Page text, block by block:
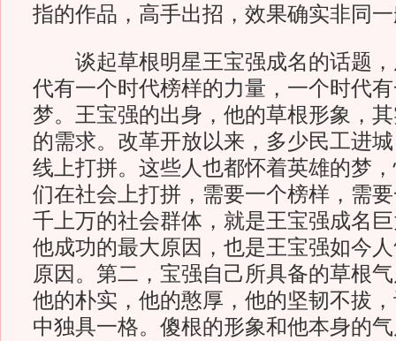
指的作品，高手出招，效果确实非同
谈起草根明星王宝强成名的话题，
代有一个时代榜样的力量，一个时代
梦。王宝强的出身，他的草根形象，
的需求。改革开放以来，多少民工进
线上打拼。这些人也都怀着英雄的梦
们在社会上打拼，需要一个榜样，需
千上万的社会群体，就是王宝强成名
他成功的最大原因，也是王宝强如今
原因。第二，宝强自己所具备的草根
他的朴实，他的憨厚，他的坚韧不拔
中独具一格。傻根的形象和他本身的